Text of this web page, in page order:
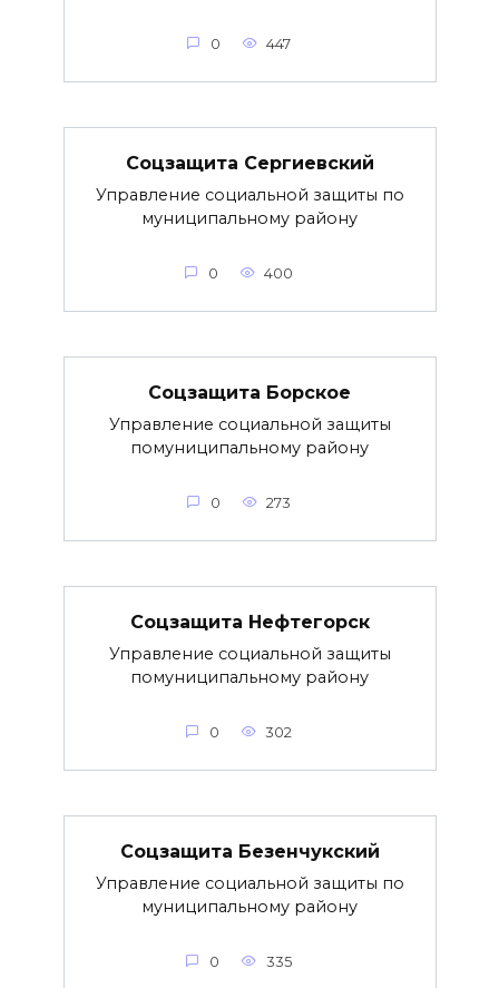
0 447
Соцзащита Сергиевский
Управление социальной защиты по
муниципальному району
0 400
Соцзащита Борское
Управление социальной защиты
помуниципальному району
0 273
Соцзащита Нефтегорск
Управление социальной защиты
помуниципальному району
0 302
Соцзащита Безенчукский
Управление социальной защиты по
муниципальному району
0 335